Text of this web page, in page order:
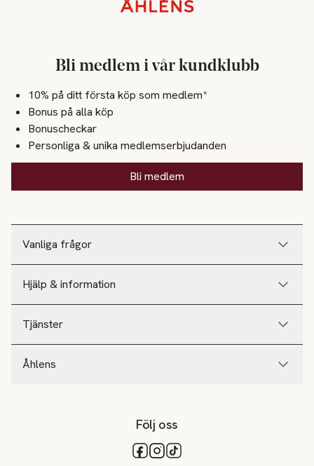
Vanliga frågor
Hjälp & information
Tjänster
Åhlens
Bli medlem i vår kundklubb
10% på ditt första köp som medlem*
Bonus på alla köp
Bonuscheckar
Personliga & unika medlemserbjudanden
Bli medlem
Följ oss